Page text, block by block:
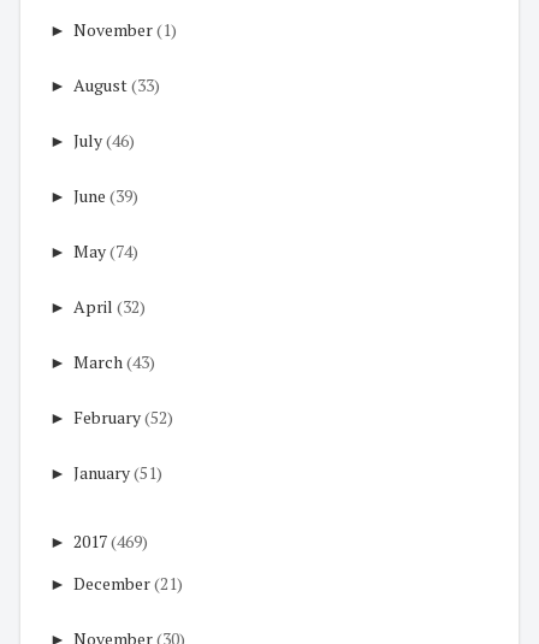
► November(1)
► August(33)
► July(46)
► June (39)
► May(74)
► April (32)
► March(43)
► February(52)
► January(51)
► 2017(469)
► December(21)
► November(30)